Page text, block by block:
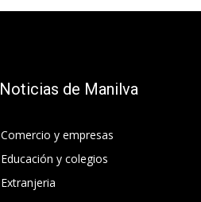
Noticias de Manilva
Comercio y empresas
Educación y colegios
Extranjeria